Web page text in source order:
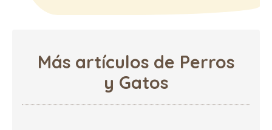
Más artículos de Perros
y Gatos